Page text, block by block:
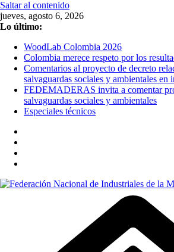
Saltar al contenido
jueves, agosto 6, 2026
Lo último:
WoodLab Colombia 2026
Colombia merece respeto por los
Comentarios al proyecto de decreto
salvaguardas sociales y ambientales
FEDEMADERAS invita a comentar
salvaguardas sociales y ambientales
Especiales técnicos